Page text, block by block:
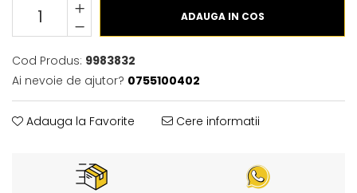
ADAUGA IN COS
Cod Produs: 9983832
Ai nevoie de ajutor? 0755100402
Adauga la Favorite Cere informatii